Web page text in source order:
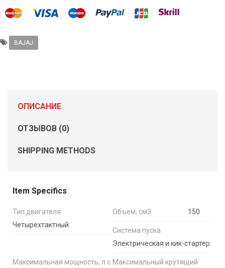
BAJAJ
ОПИСАНИЕ
ОТЗЫВОВ (0)
SHIPPING METHODS
Item Specifics
Тип двигателя
Четырехтактный
Объем, см3 150
Система пуска
Электрическая и кик-стартер
Максимальная мощность, л.с. Максимальный крутящий